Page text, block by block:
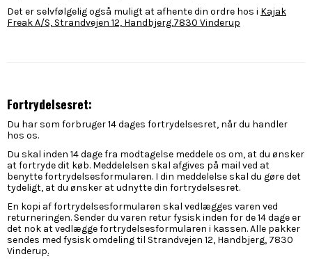
Det er selvfølgelig også muligt at afhente din ordre hos i Kajak
Freak A/S, Strandvejen 12, Handbjerg,7830 Vinderup
Fortrydelsesret:
Du har som forbruger 14 dages fortrydelsesret, når du handler
hos os.
Du skal inden 14 dage fra modtagelse meddele os om, at du ønsker
at fortryde dit køb. Meddelelsen skal afgives på mail ved at
benytte fortrydelsesformularen. I din meddelelse skal du gøre det
tydeligt, at du ønsker at udnytte din fortrydelsesret.
En kopi af fortrydelsesformularen skal vedlægges varen ved
returneringen. Sender du varen retur fysisk inden for de 14 dage er
det nok at vedlægge fortrydelsesformularen i kassen. Alle pakker
sendes med fysisk omdeling til Strandvejen 12, Handbjerg, 7830
Vinderup.